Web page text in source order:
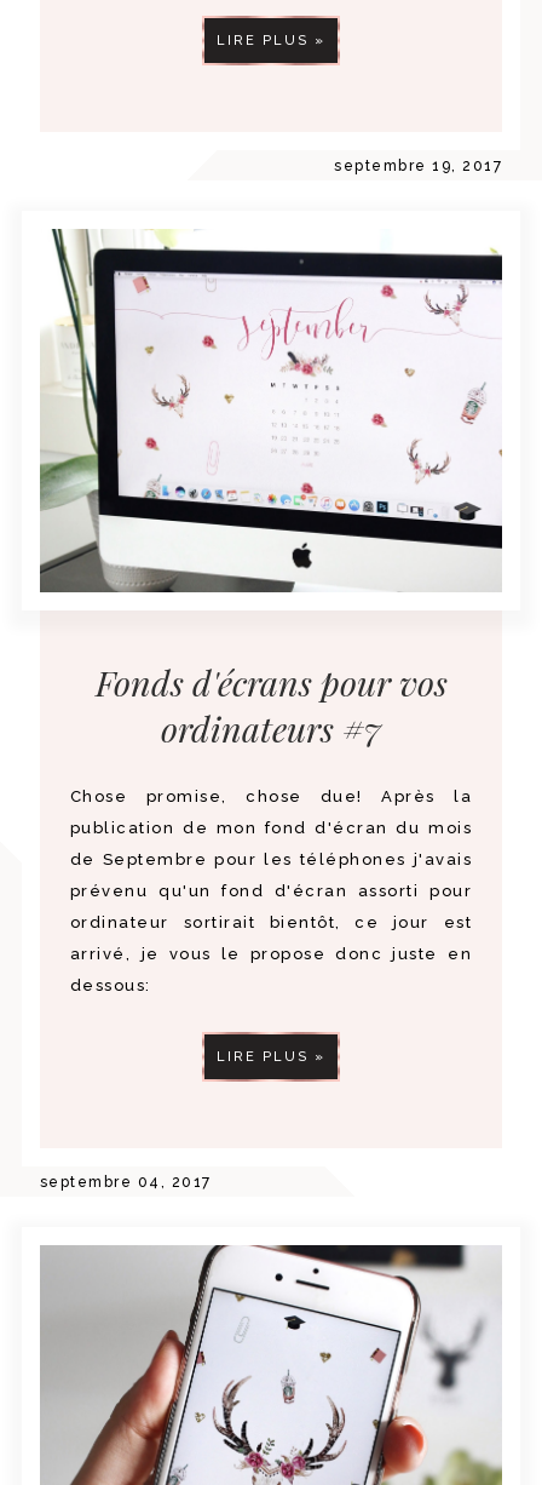
septembre 19, 2017
LIRE PLUS »
septembre 04, 2017
Fonds d'écrans pour vos
ordinateurs #7
Chose promise, chose due! Après la
publication de mon fond d'écran du mois
de Septembre pour les téléphones j'avais
prévenu qu'un fond d'écran assorti pour
ordinateur sortirait bientôt, ce jour est
arrivé, je vous le propose donc juste en
dessous:
LIRE PLUS »